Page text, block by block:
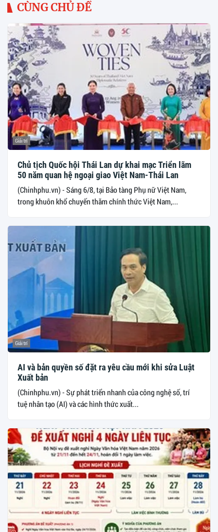
CÙNG CHỦ ĐỀ
Giải trí
Chủ tịch Quốc hội Thái Lan dự khai mạc Triển lãm
50 năm quan hệ ngoại giao Việt Nam-Thái Lan
(Chinhphu.vn) - Sáng 6/8, tại Bảo tàng Phụ nữ Việt Nam,
trong khuôn khổ chuyến thăm chính thức Việt Nam,...
Giải trí
AI và bản quyền số đặt ra yêu cầu mới khi sửa Luật
Xuất bản
(Chinhphu.vn) - Sự phát triển nhanh của công nghệ số, trí
tuệ nhân tạo (AI) và các hình thức xuất...